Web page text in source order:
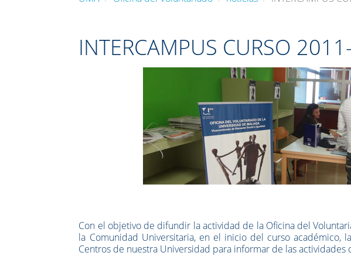
INTERCAMPUS CURSO
Con el objetivo de difundir la actividad de la Oficina del
la Comunidad Universitaria, en el inicio del curso académico,
Centros de nuestra Universidad para informar de las actividades